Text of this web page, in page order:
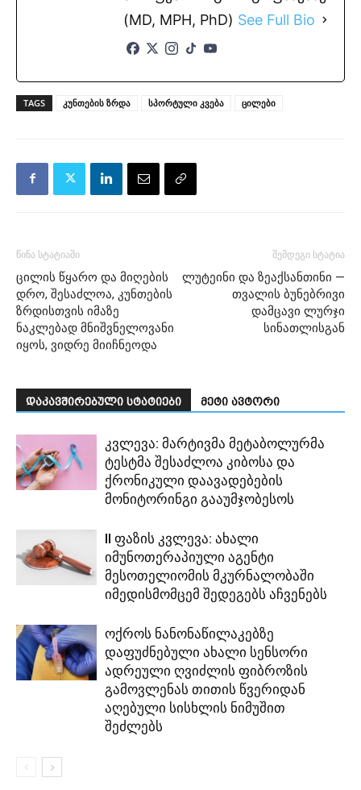
(MD, MPH, PhD) See Full Bio
TAGS კუნთების ზრდა სპორტული კვება ცილები
წინა სტატიაში
ცილის წყარო და მიღების
დრო, შესაძლოა, კუნთების
ზრდისთვის იმაზე
ნაკლებად მნიშვნელოვანი
იყოს, ვიდრე მიიჩნეოდა
შემდეგი სტატია
ლუტეინი და ზეაქსანთინი —
თვალის ბუნებრივი
დამცავი ლურჯი
სინათლისგან
დაკავშირებული სტატიები მეტი ავტორი
კვლევა: მარტივმა მეტაბოლურმა
ტესტმა შესაძლოა კიბოსა და
ქრონიკული დაავადებების
მონიტორინგი გააუმჯობესოს
II ფაზის კვლევა: ახალი
იმუნოთერაპიული აგენტი
მესოთელიომის მკურნალობაში
იმედისმომცემ შედეგებს აჩვენებს
ოქროს ნანონაწილაკებზე
დაფუძნებული ახალი სენსორი
ადრეული ღვიძლის ფიბროზის
გამოვლენას თითის წვერიდან
აღებული სისხლის ნიმუშით
შეძლებს